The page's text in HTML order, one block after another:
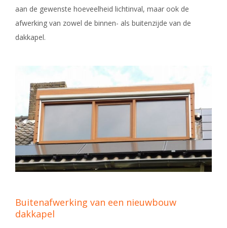
aan de gewenste hoeveelheid lichtinval, maar ook de
afwerking van zowel de binnen- als buitenzijde van de
dakkapel.
Buitenafwerking van een nieuwbouw
dakkapel